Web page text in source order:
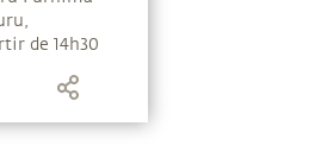
de 14h30